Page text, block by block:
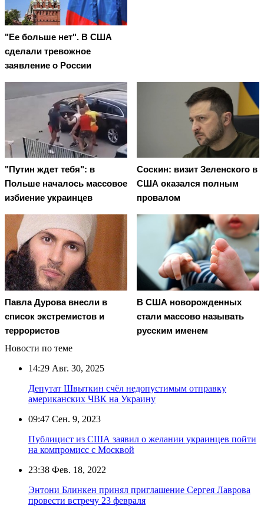
"Ее больше нет". В США
сделали тревожное
заявление о России
"Путин ждет тебя": в
Польше началось массовое
избиение украинцев
Соскин: визит Зеленского в
США оказался полным
провалом
Павла Дурова внесли в
список экстремистов и
террористов
В США новорожденных
стали массово называть
русским именем
Новости по теме
14:29 Авг. 30, 2025
Депутат Швыткин счёл недопустимым отправку
американских ЧВК на Украину
09:47 Сен. 9, 2023
Публицист из США заявил о желании украинцев пойти
на компромисс с Москвой
23:38 Фев. 18, 2022
Энтони Блинкен принял приглашение Сергея Лаврова
провести встречу 23 февраля